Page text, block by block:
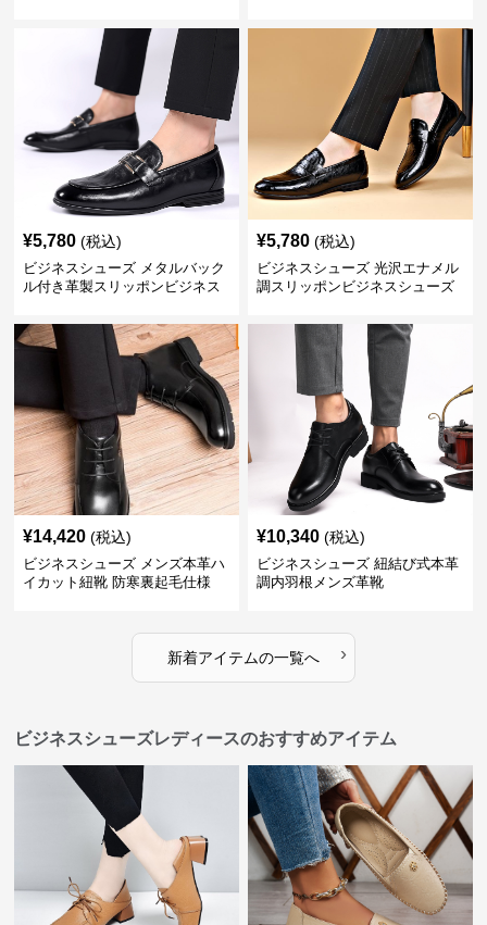
¥5,780 (税込)
ビジネスシューズ メタルバック
ル付き革製スリッポンビジネス
¥5,780 (税込)
ビジネスシューズ 光沢エナメル
調スリッポンビジネスシューズ
¥14,420 (税込)
ビジネスシューズ メンズ本革ハ
イカット紐靴 防寒裏起毛仕様
¥10,340 (税込)
ビジネスシューズ 紐結び式本革
調内羽根メンズ革靴
新着アイテムの一覧へ ›
ビジネスシューズレディースのおすすめアイテム